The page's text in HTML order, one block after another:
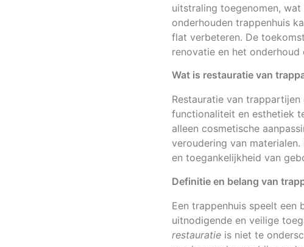
uitstraling toegenomen,
onderhouden trappenhuis
flat verbeteren. De
renovatie en het onderhoud
Wat is restauratie van
Restauratie van
functionaliteit en esthetiek
alleen cosmetische
veroudering van
en toegankelijkheid van
Definitie en belang van
Een trappenhuis speelt een
uitnodigende en veilige
restauratie is niet te